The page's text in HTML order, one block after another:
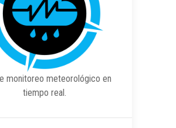
monitoreo meteorológico en
tiempo real.